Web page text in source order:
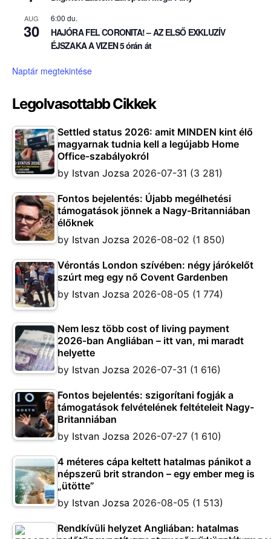
AUG
30
6:00 du.
HAJÓRA FEL CORONITA! – AZ ELSŐ EXKLUZÍV
ÉJSZAKA A VIZEN 5 órán át
Naptár megtekintése
Legolvasottabb Cikkek
Settled status 2026: amit MINDEN kint élő
magyarnak tudnia kell a legújabb Home
Office-szabályokról
by Istvan Jozsa 2026-07-31 (3 281)
Fontos bejelentés: Újabb megélhetési
támogatások jönnek a Nagy-Britanniában
élőknek
by Istvan Jozsa 2026-08-02 (1 850)
Vérontás London szívében: négy járókelőt
szúrt meg egy nő Covent Gardenben
by Istvan Jozsa 2026-08-05 (1 774)
Nem lesz több cost of living payment
2026-ban Angliában – itt van, mi maradt
helyette
by Istvan Jozsa 2026-07-31 (1 616)
Fontos bejelentés: szigorítani fogják a
támogatások felvételének feltételeit Nagy-
Britanniában
by Istvan Jozsa 2026-07-27 (1 610)
4 méteres cápa keltett hatalmas pánikot a
népszerű brit strandon – egy ember meg is
„ütötte”
by Istvan Jozsa 2026-08-05 (1 513)
Rendkívüli helyzet Angliában: hatalmas